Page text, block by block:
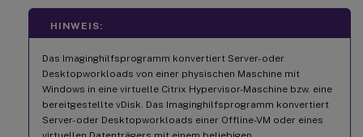
HINWEIS:
Das Imaginghilfsprogramm konvertiert Server- oder
Desktopworkloads von einer physischen Maschine mit
Windows in eine virtuelle Citrix Hypervisor-Maschine bzw. eine
bereitgestellte vDisk. Das Imaginghilfsprogramm konvertiert
Server- oder Desktopworkloads einer Offline-VM oder eines